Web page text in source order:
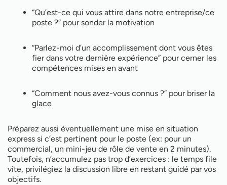
“Qu’est-ce qui vous attire dans notre entreprise/ce
poste ?” pour sonder la motivation
“Parlez-moi d’un accomplissement dont vous êtes
fier dans votre dernière expérience” pour cerner les
compétences mises en avant
“Comment nous avez-vous connus ?” pour briser la
glace
Préparez aussi éventuellement une mise en situation
express si c’est pertinent pour le poste (ex: pour un
commercial, un mini-jeu de rôle de vente en 2 minutes).
Toutefois, n’accumulez pas trop d’exercices : le temps file
vite, privilégiez la discussion libre en restant guidé par vos
objectifs.